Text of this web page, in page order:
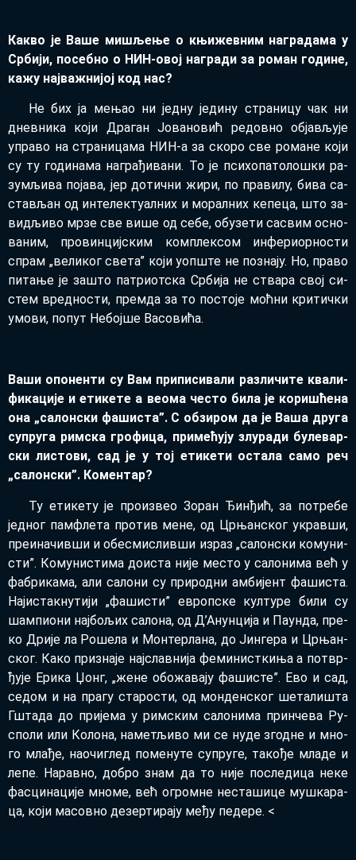
Ка­кво је Ва­ше ми­шље­ње о књи­жев­ним на­гра­да­ма у
Ср­би­ји, по­себ­но о НИН-овој на­гра­ди за ро­ман го­ди­не,
ка­жу нај­ва­жни­јој код нас?
Не бих ја ме­њао ни јед­ну је­ди­ну стра­ни­цу чак ни
днев­ни­ка ко­ји Дра­ган Јо­ва­но­вић ре­дов­но об­ја­вљу­је
упра­во на стра­ни­ца­ма НИН-а за ско­ро све ро­ма­не ко­ји
су ту го­ди­на­ма на­гра­ђи­ва­ни. То је пси­хо­па­то­ло­шки ра­
зу­мљи­ва по­ја­ва, јер до­тич­ни жи­ри, по пра­ви­лу, би­ва са­
ста­вљан од ин­те­лек­ту­ал­них и мо­рал­них ке­пе­ца, што за­
ви­дљи­во мр­зе све ви­ше од се­бе, об­у­зе­ти са­свим осно­
ва­ним, про­вин­циј­ским ком­плек­сом ин­фе­ри­ор­но­сти
спрам „ве­ли­ког све­та” ко­ји уоп­ште не по­зна­ју. Но, пра­во
пи­та­ње је за­што па­три­от­ска Ср­би­ја не ства­ра свој си­
стем вред­но­сти, прем­да за то по­сто­је моћ­ни кри­тич­ки
умо­ви, по­пут Не­бој­ше Ва­со­ви­ћа.
Ва­ши опо­нен­ти су Вам при­пи­си­ва­ли раз­ли­чи­те ква­ли­
фи­ка­ци­је и ети­ке­те а ве­о­ма че­сто би­ла је ко­ри­шће­на
она „са­лон­ски фа­ши­ста”. С об­зи­ром да је Ва­ша дру­га
су­пру­га рим­ска гро­фи­ца, при­ме­ћу­ју злу­ра­ди бу­ле­вар­
ски ли­сто­ви, сад је у тој ети­ке­ти оста­ла са­мо реч
„са­лон­ски”. Ко­мен­тар?
Ту ети­ке­ту је про­из­вео Зо­ран Ђин­ђић, за по­тре­бе
јед­ног пам­фле­та про­тив ме­не, од Цр­њан­ског украв­ши,
пре­и­на­чив­ши и обе­сми­слив­ши из­раз „са­лон­ски ко­му­ни­
сти”. Ко­му­ни­сти­ма до­и­ста ни­је ме­сто у са­ло­ни­ма већ у
фа­бри­ка­ма, али са­ло­ни су при­род­ни ам­би­јент фа­ши­ста.
Нај­и­стак­ну­ти­ји „фа­ши­сти” европ­ске кул­ту­ре би­ли су
шам­пи­о­ни нај­бо­љих са­ло­на, од Д’А­нун­ци­ја и Па­ун­да, пре­
ко Дри­је ла Ро­ше­ла и Мон­тер­ла­на, до Јин­ге­ра и Цр­њан­
ског. Ка­ко при­зна­је нај­слав­ни­ја фе­ми­нист­ки­ња а по­твр­
ђу­је Ери­ка Џонг, „же­не обо­жа­ва­ју фа­ши­сте”. Ево и сад,
се­дом и на пра­гу ста­ро­сти, од мон­ден­ског ше­та­ли­шта
Гшта­да до при­је­ма у рим­ским са­ло­ни­ма прин­че­ва Ру­
спо­ли или Ко­ло­на, на­ме­тљи­во ми се ну­де згод­не и мно­
го мла­ђе, на­о­чи­глед по­ме­ну­те су­пру­ге, та­ко­ђе мла­де и
ле­пе. На­рав­но, до­бро знам да то ни­је по­сле­ди­ца не­ке
фа­сци­на­ци­је мно­ме, већ огром­не не­ста­ши­це му­шка­ра­
ца, ко­ји ма­сов­но де­зер­ти­ра­ју ме­ђу пе­де­ре. <